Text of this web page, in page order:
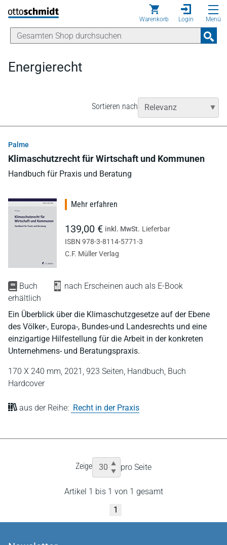
Direkt zum Inhalt
Warenkorb Login Menü
Energierecht
Sortieren nach
Palme
Klimaschutzrecht für Wirtschaft und Kommunen
Handbuch für Praxis und Beratung
Buch
nach Erscheinen auch als E-Book
erhältlich
Ein Überblick über die Klimaschutzgesetze auf der Ebene
des Völker-, Europa-, Bundes-und Landesrechts und eine
einzigartige Hilfestellung für die Arbeit in der konkreten
Unternehmens- und Beratungspraxis.
170 X 240 mm, 2021, 923 Seiten, Handbuch, Buch
Hardcover
aus der Reihe: Recht in der Praxis
Mehr erfahren
139,00 € inkl. MwSt. Lieferbar
ISBN 978-3-8114-5771-3
C.F. Müller Verlag
Zeige pro Seite
Artikel 1 bis 1 von 1 gesamt
1